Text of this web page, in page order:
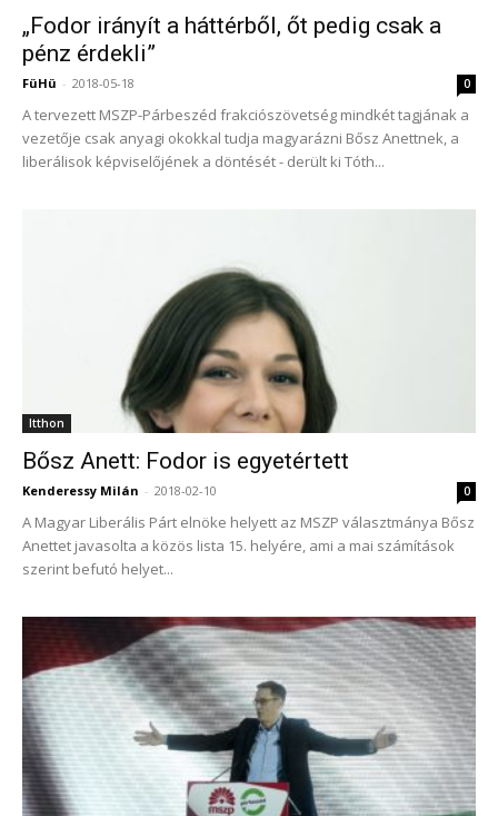
„Fodor irányít a háttérből, őt pedig csak a
pénz érdekli”
FüHü - 2018-05-18 0
A tervezett MSZP-Párbeszéd frakciószövetség mindkét tagjának a
vezetője csak anyagi okokkal tudja magyarázni Bősz Anettnek, a
liberálisok képviselőjének a döntését - derült ki Tóth...
Itthon
Bősz Anett: Fodor is egyetértett
Kenderessy Milán - 2018-02-10 0
A Magyar Liberális Párt elnöke helyett az MSZP választmánya Bősz
Anettet javasolta a közös lista 15. helyére, ami a mai számítások
szerint befutó helyet...